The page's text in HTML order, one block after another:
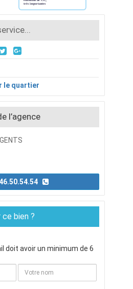
le quartier
l’agence
ce bien ?
doit avoir un minimum de 6